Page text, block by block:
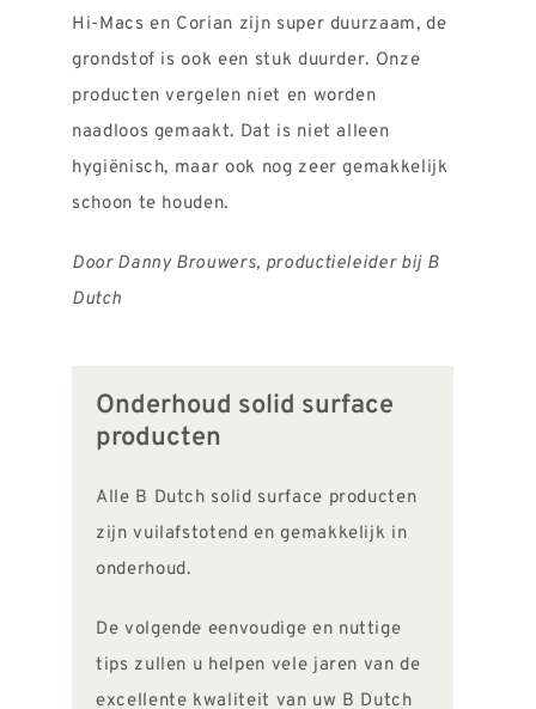
Hi-Macs en Corian zijn super duurzaam, de
grondstof is ook een stuk duurder. Onze
producten vergelen niet en worden
naadloos gemaakt. Dat is niet alleen
hygiënisch, maar ook nog zeer gemakkelijk
schoon te houden.
Door Danny Brouwers, productieleider bij B
Dutch
Onderhoud solid surface
producten
Alle B Dutch solid surface producten
zijn vuilafstotend en gemakkelijk in
onderhoud.
De volgende eenvoudige en nuttige
tips zullen u helpen vele jaren van de
excellente kwaliteit van uw B Dutch